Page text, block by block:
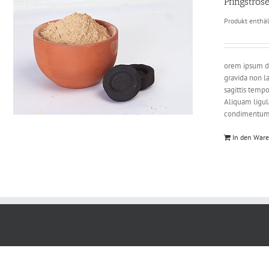
Produkt
orem ipsum
gravida non
sagittis
Aliquam
In den